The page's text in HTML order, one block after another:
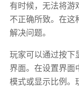
有时候，无法将游
不正确所致。在这
解决问题。
玩家可以通过按下
界面。在设置界面
模式或显示比例。